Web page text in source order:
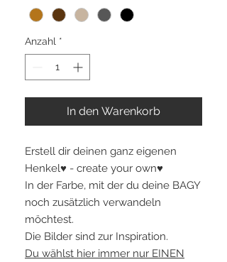
Anzahl *
In den Warenkorb
Erstell dir deinen ganz eigenen
Henkel♥ - create your own♥
In der Farbe, mit der du deine BAGY
noch zusätzlich verwandeln
möchtest.
Die Bilder sind zur Inspiration.
Du wählst hier immer nur EINEN